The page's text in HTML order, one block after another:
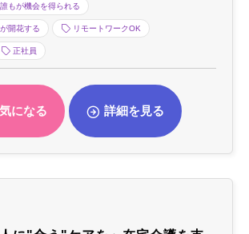
もが機会を得られる
開花する リモートワークOK
正社員
気になる 詳細を見る